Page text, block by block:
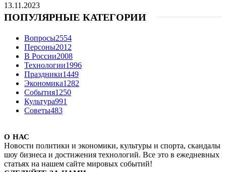
13.11.2023
ПОПУЛЯРНЫЕ КАТЕГОРИИ
Вопросы2554
Персоны2012
В России2008
Технологии1996
Праздники1449
Экономика1282
События1250
Культура991
Советы483
О НАС
Новости политики и экономики, культуры и спорта, скандалы
шоу бизнеса и достижения технологий. Все это в ежедневных
статьях на нашем сайте мировых событий!